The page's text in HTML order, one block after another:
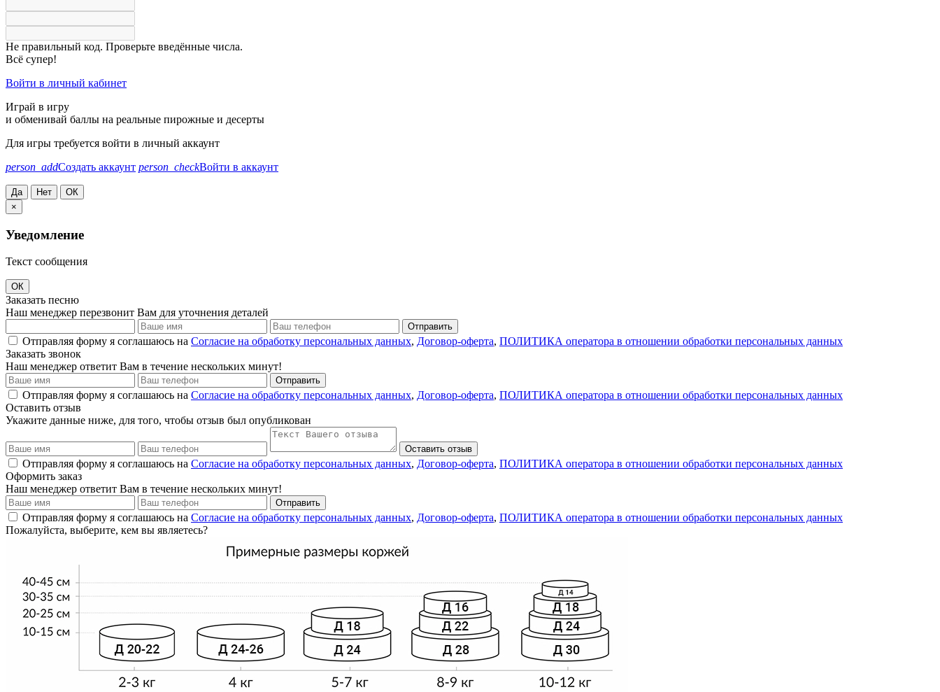
Не правильный код. Проверьте введённые числа.
Всё супер!
Войти в личный кабинет
Играй в игру
и обменивай баллы на реальные пирожные и десерты
Для игры требуется войти в личный аккаунт
person_addСоздать аккаунт person_checkВойти в аккаунт
Да Нет
ОК
×
Уведомление
Текст сообщения
ОК
Заказать песню
Наш менеджер перезвонит Вам для уточнения деталей
Отправить
Отправляя форму я соглашаюсь на Согласие на обработку персональных данных, Договор-оферта, ПОЛИТИКА оператора в отношении обработки персональных данных
Заказать звонок
Наш менеджер ответит Вам в течение нескольких минут!
Отправить
Отправляя форму я соглашаюсь на Согласие на обработку персональных данных, Договор-оферта, ПОЛИТИКА оператора в отношении обработки персональных данных
Оставить отзыв
Укажите данные ниже, для того, чтобы отзыв был опубликован
Оставить отзыв
Отправляя форму я соглашаюсь на Согласие на обработку персональных данных, Договор-оферта, ПОЛИТИКА оператора в отношении обработки персональных данных
Оформить заказ
Наш менеджер ответит Вам в течение нескольких минут!
Отправить
Отправляя форму я соглашаюсь на Согласие на обработку персональных данных, Договор-оферта, ПОЛИТИКА оператора в отношении обработки персональных данных
Пожалуйста, выберите, кем вы являетесь?